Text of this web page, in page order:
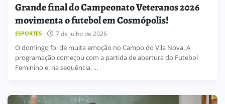
Grande final do Campeonato Veteranos 2026
movimenta o futebol em Cosmópolis!
ESPORTES 7 de julho de 2026
O domingo foi de muita emoção no Campo do Vila Nova. A
programação começou com a partida de abertura do Futebol
Feminino e, na sequência, ...